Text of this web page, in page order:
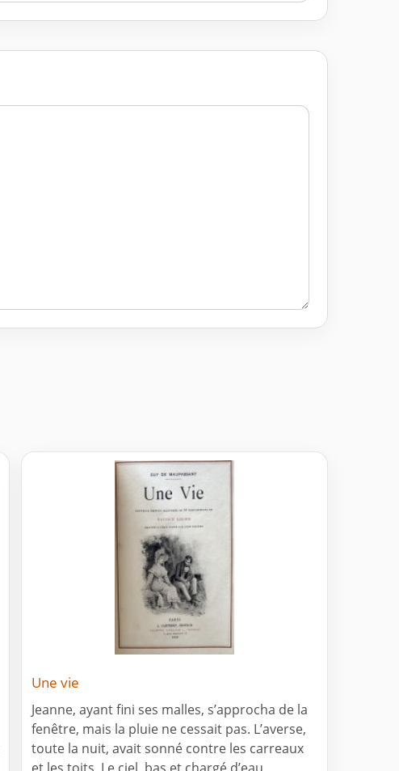
Une vie
Jeanne, ayant fini ses malles, s’approcha de la
fenêtre, mais la pluie ne cessait pas. L’averse,
toute la nuit, avait sonné contre les carreaux